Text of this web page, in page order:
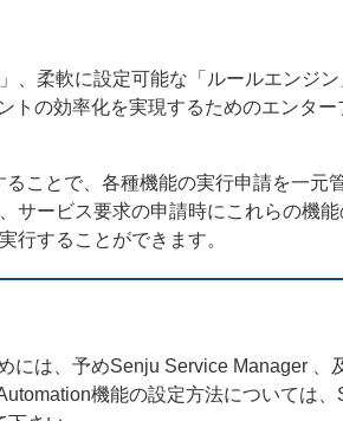
、柔軟に設定可能な「ルールエンジ
の効率化を実現するためのエンター
ことで、各種機能の実行申請を一元
サービス要求の申請時にこれらの機
行することができます。
には、予めSenju Service Manager
機能の設定方法については